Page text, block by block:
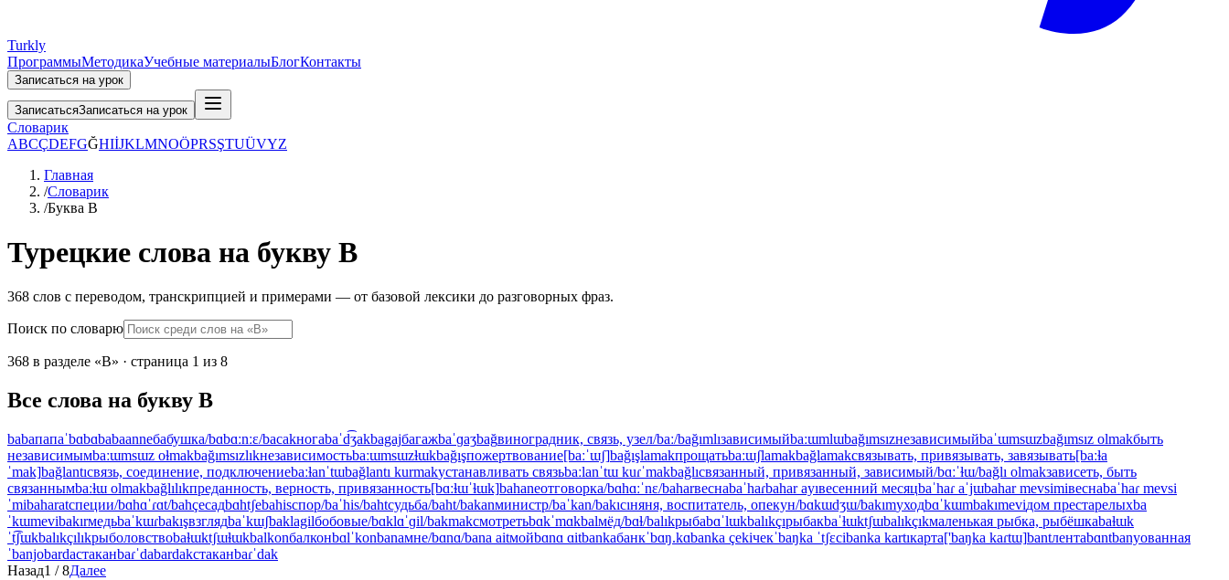
Turkly
ПрограммыМетодикаУчебные материалыБлогКонтакты
Записаться на урок
ЗаписатьсяЗаписаться на урок
Словарик
ABCÇDEFGĞHIİJKLMNOÖPRSŞTUÜVYZ
Главная
/Словарик
/Буква B
Турецкие слова на букву B
368 слов с переводом, транскрипцией и примерами — от базовой лексики до разговорных фраз.
Поиск по словарю
368 в разделе «B» · страница 1 из 8
Все слова на букву B
babaпапаˈbɑbɑbabaanneбабушка/bɑbɑːnːɛ/bacakногаbaˈd͡ʒakbagajбагажbaˈɡaʒbağвиноградник, связь, узел/baː/bağımlıзависимыйbaːɯmlɯbağımsızнезависимыйbaˈɯmsɯzbağımsız olmakбыть
независимымbaːɯmsɯz oɫmakbağımsızlıkнезависимостьbaːɯmsɯzɫɯkbağışпожертвование[baːˈɯʃ]bağışlamakпрощатьbaːɯʃlamakbağlamakсвязывать, привязывать, завязывать[baːɫa
ˈmak]bağlantıсвязь, соединение, подключениеbaːɫanˈtɯbağlantı kurmakустанавливать связьbaːlanˈtɯ kuɾˈmakbağlıсвязанный, привязанный, зависимый/bɑːˈɫɯ/bağlı olmakзависеть, быть
связаннымbaːɫɯ olmakbağlılıkпреданность, верность, привязанность[bɑːɫɯˈɫɯk]bahaneотговорка/bɑhɑːˈnɛ/baharвеснаbaˈhaɾbahar ayıвесенний месяцbaˈhaɾ aˈjɯbahar mevsimiвеснаbaˈhaɾ mevsi
ˈmibaharatспеции/bɑhɑˈɾɑt/bahçeсадbɑhtʃebahisспор/baˈhis/bahtсудьба/baht/bakanминистр/baˈkan/bakıcıняня, воспитатель, опекун/bɑkɯdʒɯ/bakımуходbɑˈkɯmbakımeviдом престарелыхba
ˈkɯmevibakırмедьbaˈkɯɾbakışвзглядbaˈkɯʃbaklagilбобовые/bɑklɑˈɡil/bakmakсмотретьbɑkˈmɑkbalмёд/bɑɫ/balıkрыбаbɑˈlɯkbalıkçıрыбакbaˈɫɯktʃɯbalıkçıkмаленькая рыбка, рыбёшкаbaɫɯk
ˈt͡ʃɯkbalıkçılıkрыболовствоbaɫɯktʃɯɫɯkbalkonбалконbɑlˈkonbanaмне/bɑnɑ/bana aitмойbɑnɑ ɑitbankaбанкˈbɑŋ.kɑbanka çekiчекˈbaŋka ˈtʃɛcibanka kartıкарта['baŋka kaɾtɯ]bantлентаbɑntbanyoванная
ˈbanjobardaстаканbaɾˈdabardakстаканbaɾˈdak
Назад1 /8Далее